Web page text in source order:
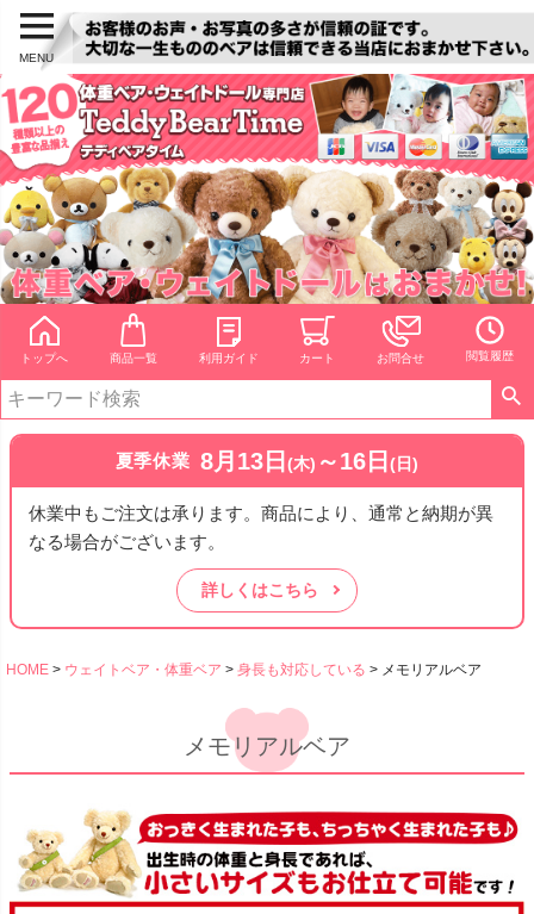
MENU
トップへ 商品一覧 利用ガイド カート お問合せ 閲覧履歴
夏季休業 8月13日(木) ～16日(日)
休業中もご注文は承ります。商品により、通常と納期が異
なる場合がございます。
詳しくはこちら
HOME ウェイトベア・体重ベア 身長も対応している メモリアルベア
メモリアルベア